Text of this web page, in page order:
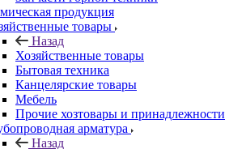
продукция
товары
Назад
Хозяйственные товары
Бытовая техника
Канцелярские товары
Мебель
Прочие хозтовары и принадлежности
арматура
Назад